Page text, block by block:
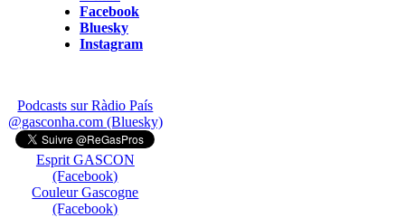
Facebook
Bluesky
Instagram
Podcasts sur Ràdio País
@gasconha.com (Bluesky)
Esprit GASCON
(Facebook)
Couleur Gascogne
(Facebook)